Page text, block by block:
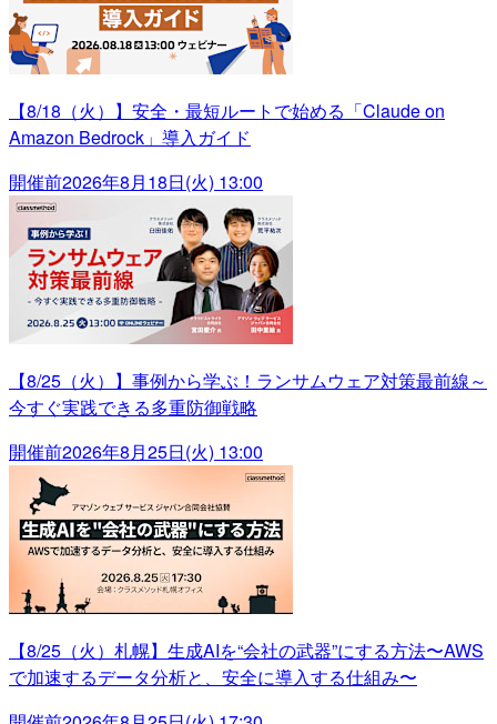
【8/18（火）】安全・最短ルートで始める「Claude on
Amazon Bedrock」導入ガイド
開催前2026年8月18日(火) 13:00
【8/25（火）】事例から学ぶ！ランサムウェア対策最前線～
今すぐ実践できる多重防御戦略
開催前2026年8月25日(火) 13:00
【8/25（火）札幌】生成AIを“会社の武器”にする方法〜AWS
で加速するデータ分析と、安全に導入する仕組み〜